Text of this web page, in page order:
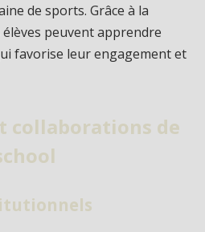
de sports. Grâce à la
élèves peuvent apprendre
favorise leur engagement et
collaborations de